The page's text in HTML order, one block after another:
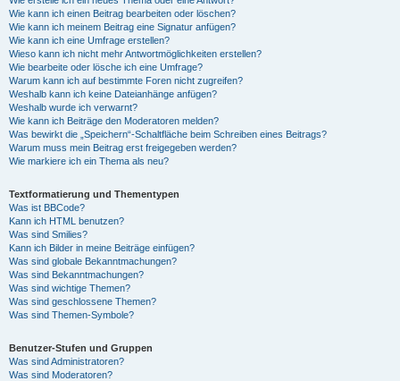
Wie kann ich einen Beitrag bearbeiten oder löschen?
Wie kann ich meinem Beitrag eine Signatur anfügen?
Wie kann ich eine Umfrage erstellen?
Wieso kann ich nicht mehr Antwortmöglichkeiten erstellen?
Wie bearbeite oder lösche ich eine Umfrage?
Warum kann ich auf bestimmte Foren nicht zugreifen?
Weshalb kann ich keine Dateianhänge anfügen?
Weshalb wurde ich verwarnt?
Wie kann ich Beiträge den Moderatoren melden?
Was bewirkt die „Speichern“-Schaltfläche beim Schreiben eines Beitrags?
Warum muss mein Beitrag erst freigegeben werden?
Wie markiere ich ein Thema als neu?
Textformatierung und Thementypen
Was ist BBCode?
Kann ich HTML benutzen?
Was sind Smilies?
Kann ich Bilder in meine Beiträge einfügen?
Was sind globale Bekanntmachungen?
Was sind Bekanntmachungen?
Was sind wichtige Themen?
Was sind geschlossene Themen?
Was sind Themen-Symbole?
Benutzer-Stufen und Gruppen
Was sind Administratoren?
Was sind Moderatoren?